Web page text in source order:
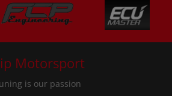
Motorsport
is our passion